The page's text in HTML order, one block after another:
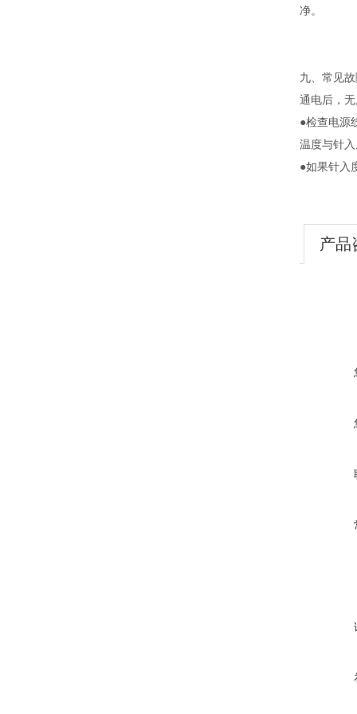
净。
九、常见
通电后，
●检查电源
温度与针
●如果针入
产品